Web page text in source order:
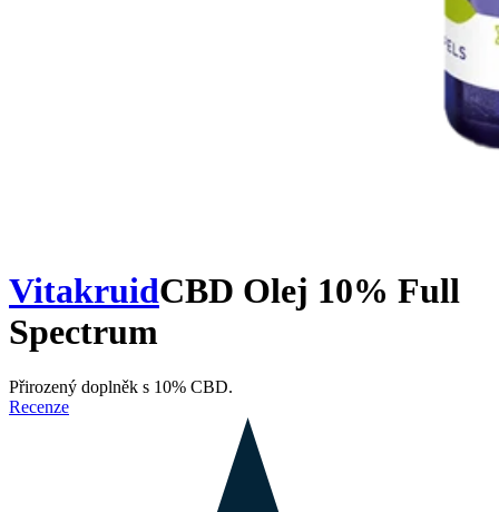
VitakruidCBD Olej 10% Full
Spectrum
Přirozený doplněk s 10% CBD.
Recenze